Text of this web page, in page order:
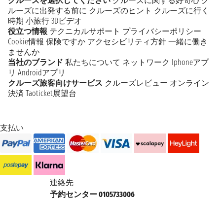
ルーズに出発する前に クルーズのヒント クルーズに行く
時期 小旅行 3Dビデオ
役立つ情報 テクニカルサポート プライバシーポリシー
Cookie情報 保険ですか アクセシビリティ方針 一緒に働き
ませんか
当社のブランド 私たちについて ネットワーク Iphoneアプ
リ Androidアプリ
クルーズ旅客向けサービス クルーズレビュー オンライン
決済 Taoticket展望台
支払い
連絡先
予約センター 0105733006